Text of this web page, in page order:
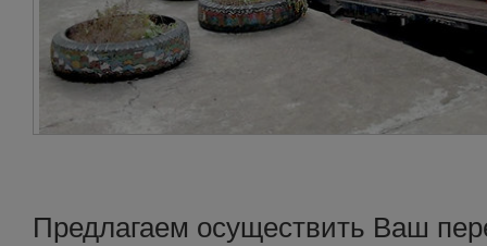
Предлагаем осуществить Ваш